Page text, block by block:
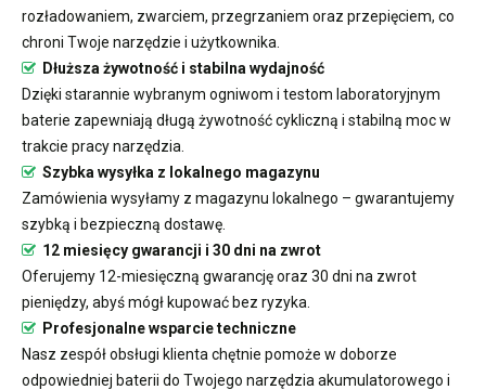
rozładowaniem, zwarciem, przegrzaniem oraz przepięciem, co
chroni Twoje narzędzie i użytkownika.
Dłuższa żywotność i stabilna wydajność
Dzięki starannie wybranym ogniwom i testom laboratoryjnym
baterie zapewniają długą żywotność cykliczną i stabilną moc w
trakcie pracy narzędzia.
Szybka wysyłka z lokalnego magazynu
Zamówienia wysyłamy z magazynu lokalnego – gwarantujemy
szybką i bezpieczną dostawę.
12 miesięcy gwarancji i 30 dni na zwrot
Oferujemy 12-miesięczną gwarancję oraz 30 dni na zwrot
pieniędzy, abyś mógł kupować bez ryzyka.
Profesjonalne wsparcie techniczne
Nasz zespół obsługi klienta chętnie pomoże w doborze
odpowiedniej baterii do Twojego narzędzia akumulatorowego i